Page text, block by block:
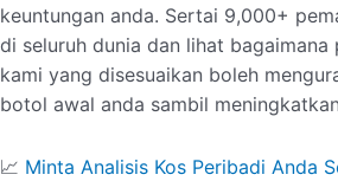
keuntungan anda. Sertai 9,000+
di seluruh dunia dan lihat bagaimana
kami yang disesuaikan boleh
botol awal anda sambil
📈 Minta Analisis Kos Peribadi Anda